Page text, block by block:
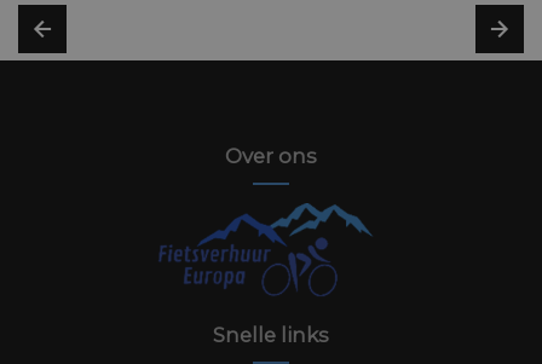
Over ons
Snelle links